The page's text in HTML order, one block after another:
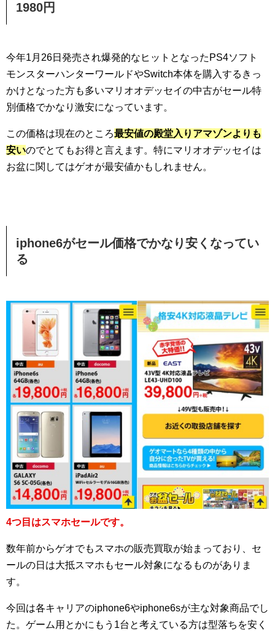
1980円
今年1月26日発売され爆発的なヒットとなったPS4ソフト
モンスターハンターワールドやSwitch本体を購入するきっ
かけとなった方も多いマリオオデッセイの中古がセール特
別価格でかなり激安になっています。
この価格は現在のところ最安値の殿堂入りアマゾンよりも
安いのでとてもお得と言えます。特にマリオオデッセイは
お盆に関してはゲオが最安値かもしれません。
iphone6がセール価格でかなり安くなってい
る
4つ目はスマホセールです。
数年前からゲオでもスマホの販売買取が始まっており、セ
ールの日は大抵スマホもセール対象になるものがありま
す。
今回は各キャリアのiphone6やiphone6sが主な対象商品でし
た。ゲーム用とかにもう1台と考えている方は型落ちを安く